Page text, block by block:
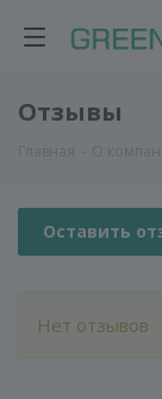
Отзывы
Оставить
Нет отзывов